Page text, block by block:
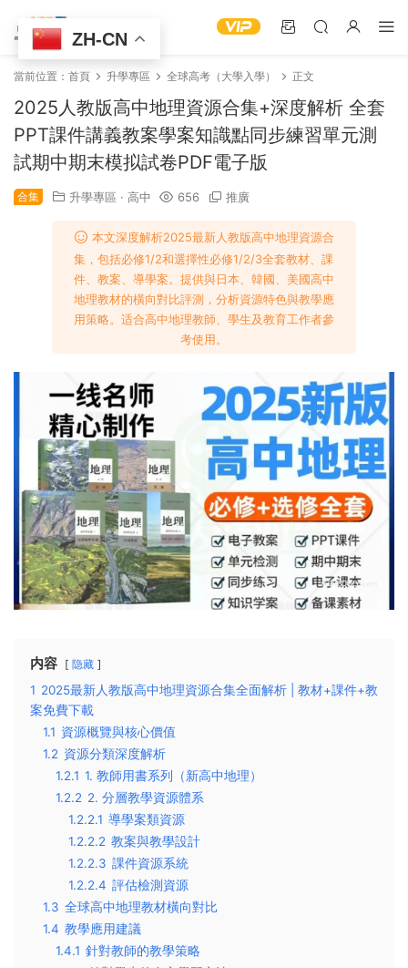
當前位置： 首頁 升學專區 全球高考（大學入學） 正文
2025人教版高中地理資源合集+深度解析 全套
PPT課件講義教案學案知識點同步練習單元測
試期中期末模拟試卷PDF電子版
合集 升學專區 · 高中 656 推廣
本文深度解析2025最新人教版高中地理資源合
集，包括必修1/2和選擇性必修1/2/3全套教材、課
件、教案、導學案。提供與日本、韓國、美國高中
地理教材的橫向對比評測，分析資源特色與教學應
用策略。适合高中地理教師、學生及教育工作者參
考使用。
内容 隐藏
1 2025最新人教版高中地理資源合集全面解析 | 教材+課件+教
案免費下載
1.1 資源概覽與核心價值
1.2 資源分類深度解析
1.2.1 1. 教師用書系列（新高中地理）
1.2.2 2. 分層教學資源體系
1.2.2.1 導學案類資源
1.2.2.2 教案與教學設計
1.2.2.3 課件資源系統
1.2.2.4 評估檢測資源
1.3 全球高中地理教材橫向對比
1.4 教學應用建議
1.4.1 針對教師的教學策略
ZH-CN